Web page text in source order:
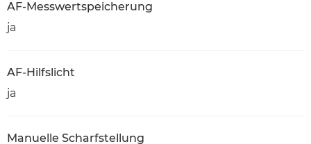
AF-Messwertspeicherung
ja
AF-Hilfslicht
ja
Manuelle Scharfstellung